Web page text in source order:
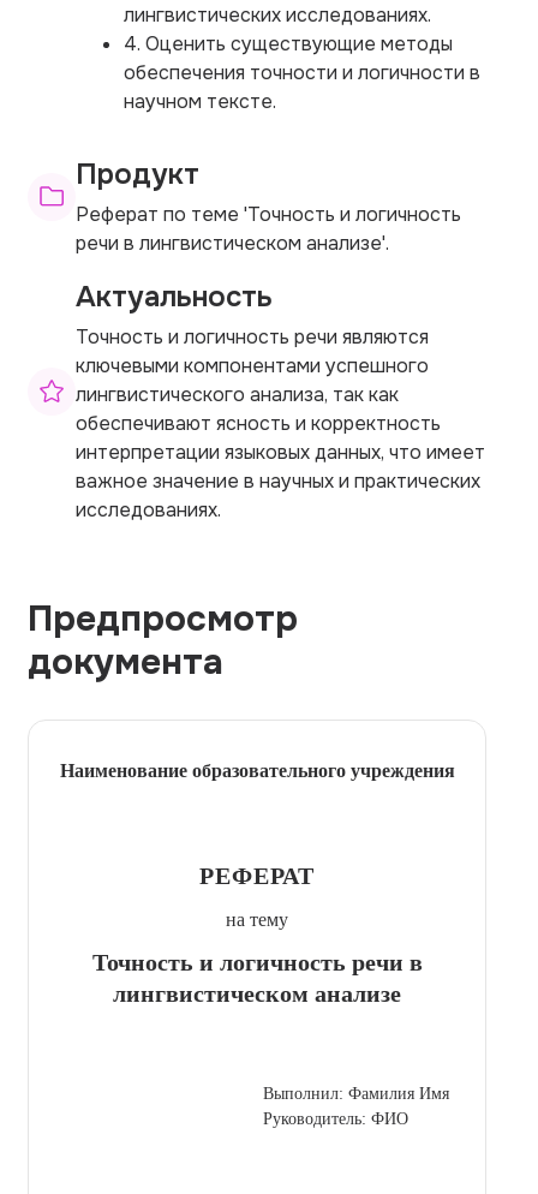
лингвистических исследованиях.
4. Оценить существующие методы
обеспечения точности и логичности в
научном тексте.
Продукт
Реферат по теме 'Точность и логичность
речи в лингвистическом анализе'.
Актуальность
Точность и логичность речи являются
ключевыми компонентами успешного
лингвистического анализа, так как
обеспечивают ясность и корректность
интерпретации языковых данных, что имеет
важное значение в научных и практических
исследованиях.
Предпросмотр
документа
Наименование образовательного учреждения
РЕФЕРАТ
на тему
Точность и логичность речи в
лингвистическом анализе
Выполнил: Фамилия Имя
Руководитель: ФИО